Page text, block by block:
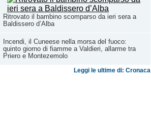
Ritrovato il bambino scomparso da ieri sera a
Baldissero d’Alba
Incendi, il Cuneese nella morsa del fuoco:
quinto giorno di fiamme a Valdieri, allarme tra
Priero e Montezemolo
Leggi le ultime di: Cronaca